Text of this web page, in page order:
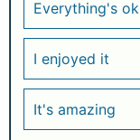
Everything's ok
I enjoyed it
It's amazing